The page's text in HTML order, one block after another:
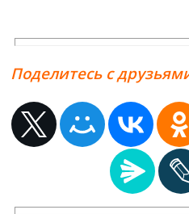
Поделитесь с